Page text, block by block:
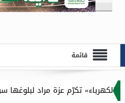
قائمة
عزة مراد لبلوغها سن المعاش